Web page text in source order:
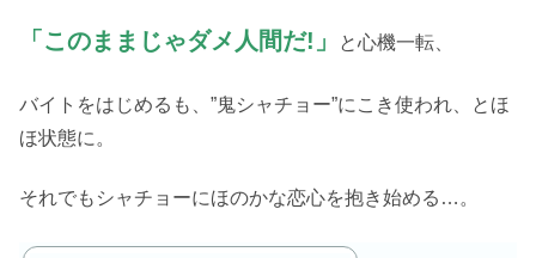
「このままじゃダメ人間だ!」 と心機一転、
バイトをはじめるも、”鬼シャチョー”にこき使われ、とほ
ほ状態に。
それでもシャチョーにほのかな恋心を抱き始める…。